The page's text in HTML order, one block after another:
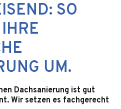
SO
UM.
Dachsanierung ist gut
Wir setzen es fachgerecht